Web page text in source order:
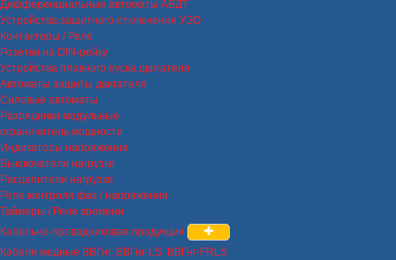
Дифференциальные автоматы АВДТ
Устройства защитного отключения УЗО
Контакторы / Реле
Розетки на DIN-рейку
Устройства плавного пуска двигателя
Автоматы защиты двигателя
Силовые автоматы
Разрядники модульные
ограничитель мощности
Индикаторы напряжения
Выключатели нагрузки
Расцепители нагрузки
Реле контроля фаз / напряжения
Таймеры / Реле времени
Кабельно-проводниковая продукция
Кабели медные ВВГнг, ВВГнг-LS, ВВГнг-FRLS